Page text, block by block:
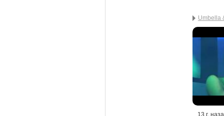
Umbella
13 г.